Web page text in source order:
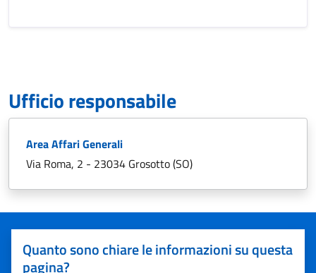
Ufficio responsabile
Area Affari Generali
Via Roma, 2 - 23034 Grosotto (SO)
Quanto sono chiare le informazioni su questa
pagina?